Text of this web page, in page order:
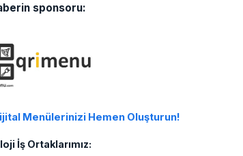
sponsoru:
Menülerinizi Hemen Oluşturun!
İş Ortaklarımız: